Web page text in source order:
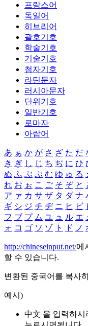
프랑스어
독일어
히브리어
괄호기호
학술기호
기술기호
첨자기호
라틴문자
러시아문자
단위기호
일반기호
로마자
아랍어
あ ぁ か が さ ざ た だ
き ぎ し じ ち ぢ に ひ
ぬ ふ ぶ ぷ む ゆ ゅ る
れ お ぉ こ ご そ ぞ と
ア ァ カ サ ザ タ ダ ナ
ギ シ ジ チ ヂ ニ ヒ ビ
フ ブ プ ム ユ ュ ル エ
ォ コ ゴ ソ ゾ ト ド ノ
http://chineseinput.net/에
할 수 있습니다.
변환된 중국어를 복사
예시)
中文 을 입력하시